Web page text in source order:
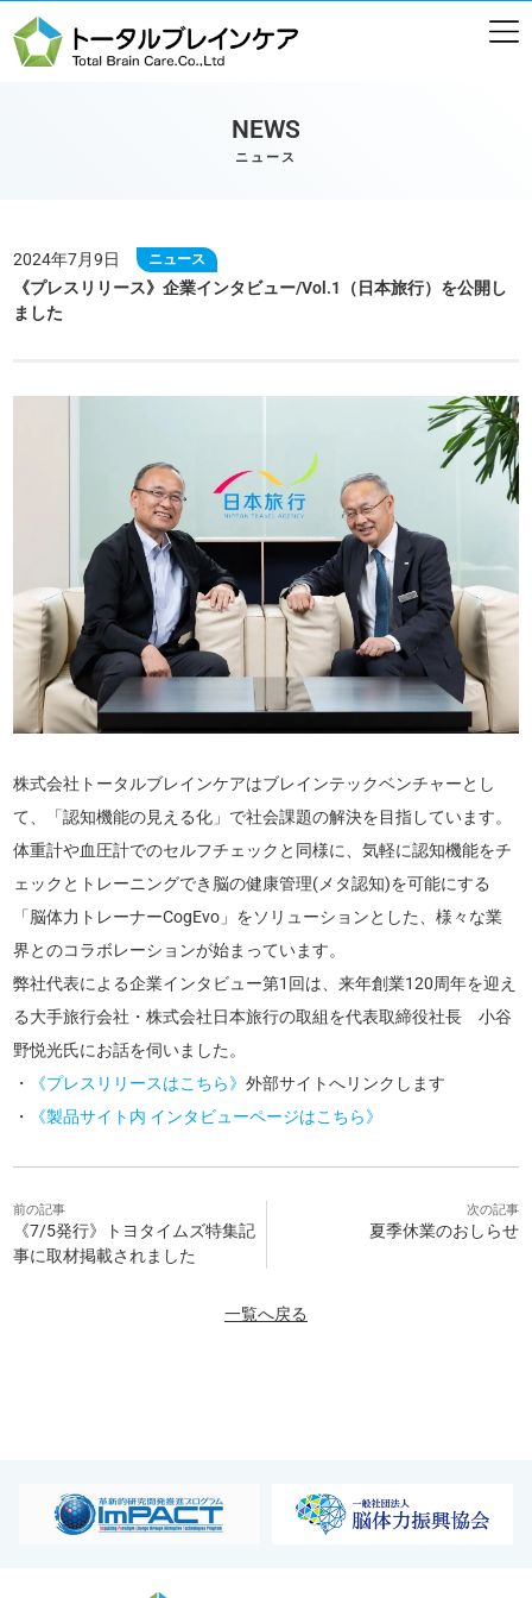
NEWS
ニュース
2024年7月9日 ニュース
《プレスリリース》企業インタビュー/Vol.1（日本旅行）を公開し
ました
株式会社トータルブレインケアはブレインテックベンチャーとし
て、「認知機能の見える化」で社会課題の解決を目指しています。
体重計や血圧計でのセルフチェックと同様に、気軽に認知機能をチ
ェックとトレーニングでき脳の健康管理(メタ認知)を可能にする
「脳体力トレーナーCogEvo」をソリューションとした、様々な業
界とのコラボレーションが始まっています。
弊社代表による企業インタビュー第1回は、来年創業120周年を迎え
る大手旅行会社・株式会社日本旅行の取組を代表取締役社長 小谷
野悦光氏にお話を伺いました。
・
《プレスリリースはこちら》外部サイトへリンクします
・
《製品サイト内 インタビューページはこちら》
前の記事
《7/5発行》トヨタイムズ特集記
事に取材掲載されました
次の記事
夏季休業のおしらせ
一覧へ戻る